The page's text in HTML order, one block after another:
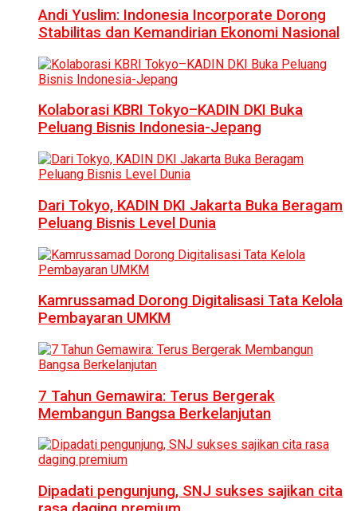
Andi Yuslim: Indonesia Incorporate Dorong
Stabilitas dan Kemandirian Ekonomi Nasional
Kolaborasi KBRI Tokyo–KADIN DKI Buka
Peluang Bisnis Indonesia-Jepang
Dari Tokyo, KADIN DKI Jakarta Buka Beragam
Peluang Bisnis Level Dunia
Kamrussamad Dorong Digitalisasi Tata Kelola
Pembayaran UMKM
7 Tahun Gemawira: Terus Bergerak
Membangun Bangsa Berkelanjutan
Dipadati pengunjung, SNJ sukses sajikan cita